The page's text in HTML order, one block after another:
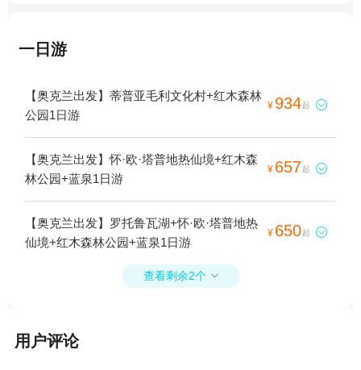
一日游
【奥克兰出发】蒂普亚毛利文化村+红木森林
公园1日游
¥ 934起 
【奥克兰出发】怀·欧·塔普地热仙境+红木森
林公园+蓝泉1日游
¥ 657起 
【奥克兰出发】罗托鲁瓦湖+怀·欧·塔普地热
仙境+红木森林公园+蓝泉1日游
¥ 650起 
查看剩余2个 
用户评论